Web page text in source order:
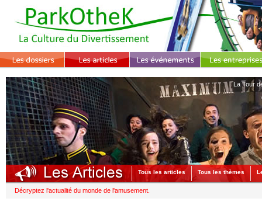
La Tour
Tous les articles Tous les thèmes
Décryptez l'actualité du monde de l'amusement.